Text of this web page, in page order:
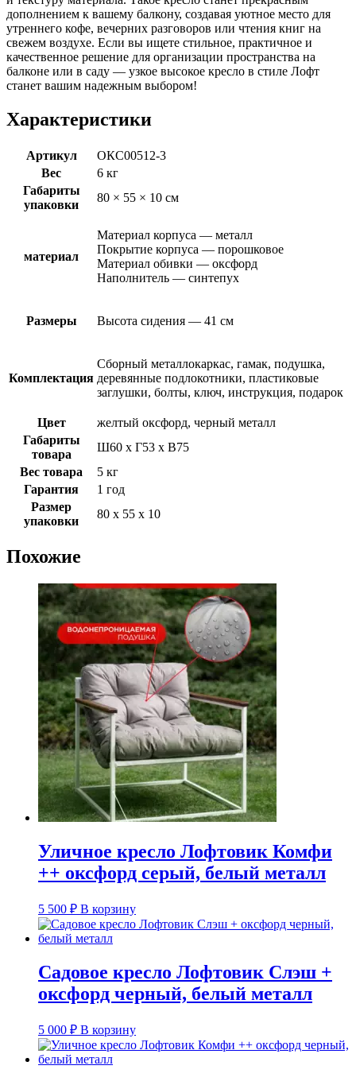
дополнением к вашему балкону, создавая уютное место для
утреннего кофе, вечерних разговоров или чтения книг на
свежем воздухе. Если вы ищете стильное, практичное и
качественное решение для организации пространства на
балконе или в саду — узкое высокое кресло в стиле Лофт
станет вашим надежным выбором!
Характеристики
Артикул
ОКС00512-3
Вес
6 кг
Габариты
упаковки
80 × 55 × 10 см
материал
Материал корпуса — металл
Покрытие корпуса — порошковое
Материал обивки — оксфорд
Наполнитель — синтепух
Размеры Высота сидения — 41 см
Комплектация
Сборный металлокаркас, гамак, подушка,
деревянные подлокотники, пластиковые
заглушки, болты, ключ, инструкция, подарок
Цвет
желтый оксфорд, черный металл
Габариты
товара
Ш60 х Г53 х В75
Вес товара
5 кг
Гарантия
1 год
Размер
упаковки
80 х 55 х 10
Похожие
Уличное кресло Лофтовик Комфи
++ оксфорд серый, белый металл
5 500 ₽ В корзину
Садовое кресло Лофтовик Слэш +
оксфорд черный, белый металл
5 000 ₽ В корзину